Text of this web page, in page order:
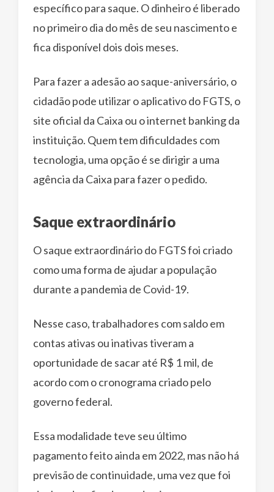
específico para saque. O dinheiro é liberado
no primeiro dia do mês de seu nascimento e
fica disponível dois dois meses.
Para fazer a adesão ao saque-aniversário, o
cidadão pode utilizar o aplicativo do FGTS, o
site oficial da Caixa ou o internet banking da
instituição. Quem tem dificuldades com
tecnologia, uma opção é se dirigir a uma
agência da Caixa para fazer o pedido.
Saque extraordinário
O saque extraordinário do FGTS foi criado
como uma forma de ajudar a população
durante a pandemia de Covid-19.
Nesse caso, trabalhadores com saldo em
contas ativas ou inativas tiveram a
oportunidade de sacar até R$ 1 mil, de
acordo com o cronograma criado pelo
governo federal.
Essa modalidade teve seu último
pagamento feito ainda em 2022, mas não há
previsão de continuidade, uma vez que foi